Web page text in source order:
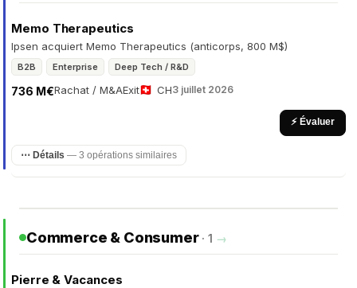
Memo Therapeutics
Ipsen acquiert Memo Therapeutics (anticorps, 800 M$)
B2B Enterprise Deep Tech / R&D
Rachat / M&A
736 M€ Exit CH3 juillet 2026
⚡ Évaluer
⋯ Détails — 3 opérations similaires
Commerce & Consumer · 1 →
Pierre & Vacances